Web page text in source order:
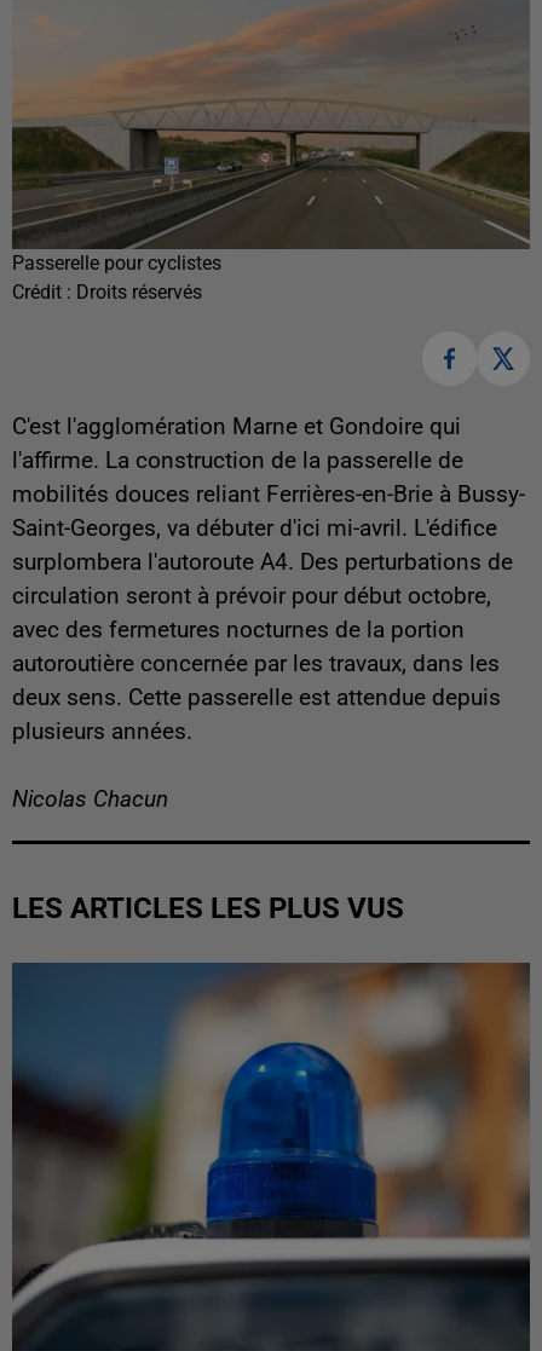
Passerelle pour cyclistes
Crédit : Droits réservés
C'est l'agglomération Marne et Gondoire qui
l'affirme. La construction de la passerelle de
mobilités douces reliant Ferrières-en-Brie à Bussy-
Saint-Georges, va débuter d'ici mi-avril. L'édifice
surplombera l'autoroute A4. Des perturbations de
circulation seront à prévoir pour début octobre,
avec des fermetures nocturnes de la portion
autoroutière concernée par les travaux, dans les
deux sens. Cette passerelle est attendue depuis
plusieurs années.
Nicolas Chacun
LES ARTICLES LES PLUS VUS